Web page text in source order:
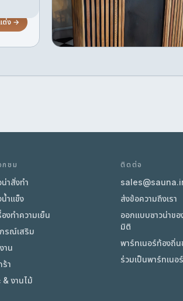
ต่ง →
sauna combines clean
Scandinavian aesthetics
with effective IR panel
technology. Infrared heat
performance and visual
฿210,790 ซื้อเลย
กชม
น่าสั่งทำ
น้ำแข็ง
องทำความเย็น
รณ์เสริม
าน
ร้า
& งานไม้
ติดต่อ
ส่งข้อความถึงเรา
ออกแบบซาวน่าข
มิติ
พาร์ทเนอร์ท้องถิ่น
ร่วมเป็นพาร์ทเนอร์